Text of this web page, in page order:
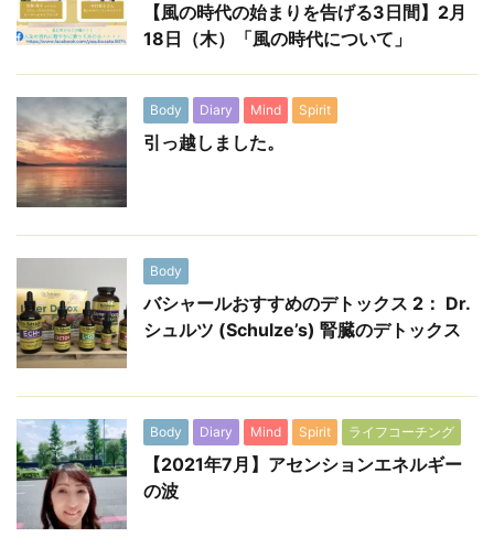
【風の時代の始まりを告げる3日間】2月
18日（木）「風の時代について」
Body Diary Mind Spirit
引っ越しました。
Body
バシャールおすすめのデトックス 2： Dr.
シュルツ (Schulze’s) 腎臓のデトックス
Body Diary Mind Spirit ライフコーチング
【2021年7月】アセンションエネルギー
の波